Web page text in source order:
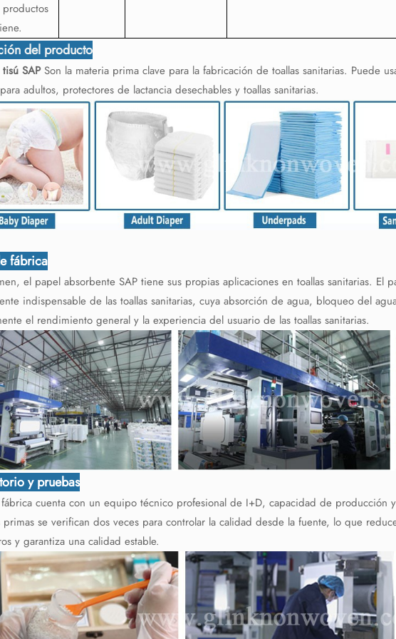
del producto
tisú SAPSon la materia prima clave para la fabricación de toallas sanitarias. Puede
adultos, protectores de lactancia desechables y toallas sanitarias.
fábrica
el papel absorbente SAP tiene sus propias aplicaciones en toallas sanitarias. El
indispensable de las toallas sanitarias, cuya absorción de agua, bloqueo del
el rendimiento general y la experiencia del usuario de las toallas sanitarias.
y pruebas
cuenta con un equipo técnico profesional de I+D, capacidad de producción
primas se verifican dos veces para controlar la calidad desde la fuente, lo que
y garantiza una calidad estable.